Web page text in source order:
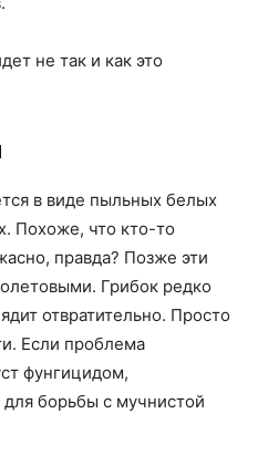
не так и как это
в виде пыльных белых
Похоже, что кто-то
правда? Позже эти
Грибок редко
отвратительно. Просто
Если проблема
фунгицидом,
борьбы с мучнистой